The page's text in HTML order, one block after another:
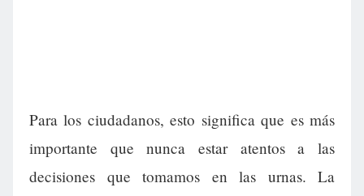
Para los ciudadanos, esto significa que es más
importante que nunca estar atentos a las
decisiones que tomamos en las urnas. La